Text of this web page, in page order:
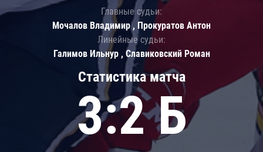
Статистика матча
3:2 Б
Главные судьи:
Мочалов Владимир , Прокуратов Антон
Линейные судьи:
Галимов Ильнур , Славиковский Роман